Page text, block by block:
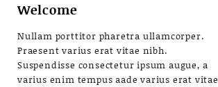
Welcome
Nullam porttitor pharetra ullamcorper.
Praesent varius erat vitae nibh.
Suspendisse consectetur ipsum augue, a
varius enim tempus aade varius erat vitae